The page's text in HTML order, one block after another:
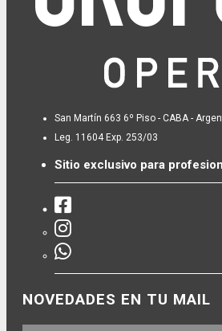
San Martín 663 6º Piso - CABA -
Leg. 11604 Exp. 253/03
Sitio exclusivo para
NOVEDADES EN TU MAIL